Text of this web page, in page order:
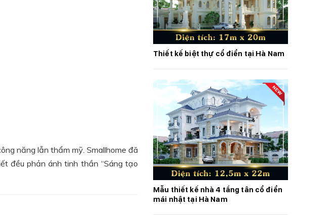
năng lẫn thẩm mỹ. Smallhome đã
đều phản ánh tinh thần “Sáng tạo
Thiết kế biệt thự cổ điển tại Hà Nam
Mẫu thiết kế nhà 4 tầng tân cổ điển
mái nhật tại Hà Nam